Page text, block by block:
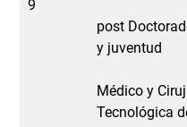
9
post
y juventud
Médico y
Tecnológica